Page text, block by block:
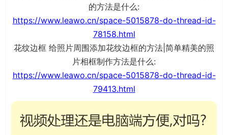
的方法是什么:
https://www.leawo.cn/space-5015878-do-thread-id-
78158.html
花纹边框 给照片周围添加花纹边框的方法|简单精美的照
片相框制作方法是什么:
https://www.leawo.cn/space-5015878-do-thread-id-
79413.html